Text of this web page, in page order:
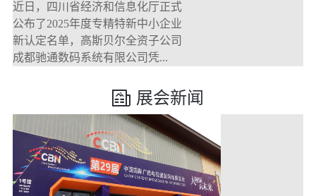
近日，四川省经济和信息化厅正式
公布了2025年度专精特新中小企业
新认定名单，高斯贝尔全资子公司
成都驰通数码系统有限公司凭...
展会新闻